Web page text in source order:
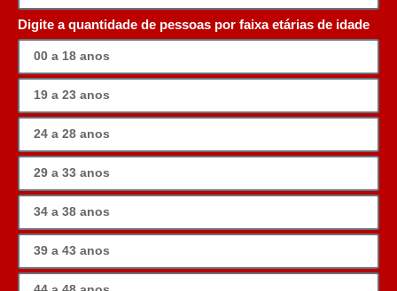
Digite a quantidade de pessoas por faixa etárias de idade